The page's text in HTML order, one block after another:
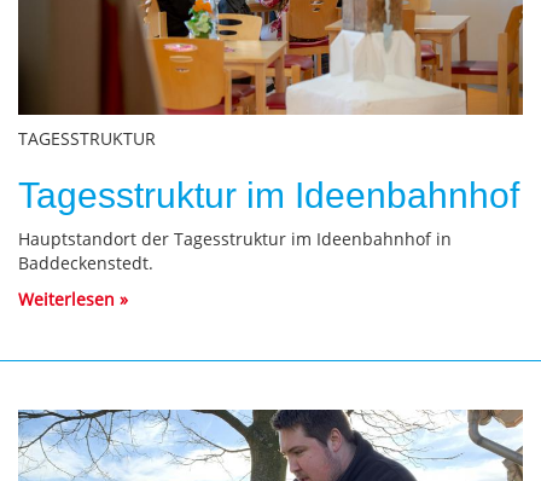
TAGESSTRUKTUR
Tagesstruktur im Ideenbahnhof
Hauptstandort der Tagesstruktur im Ideenbahnhof in
Baddeckenstedt.
Weiterlesen
Bild